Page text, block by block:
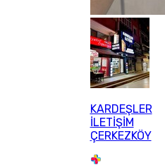
KARDEŞLER
İLETİŞİM
ÇERKEZKÖY